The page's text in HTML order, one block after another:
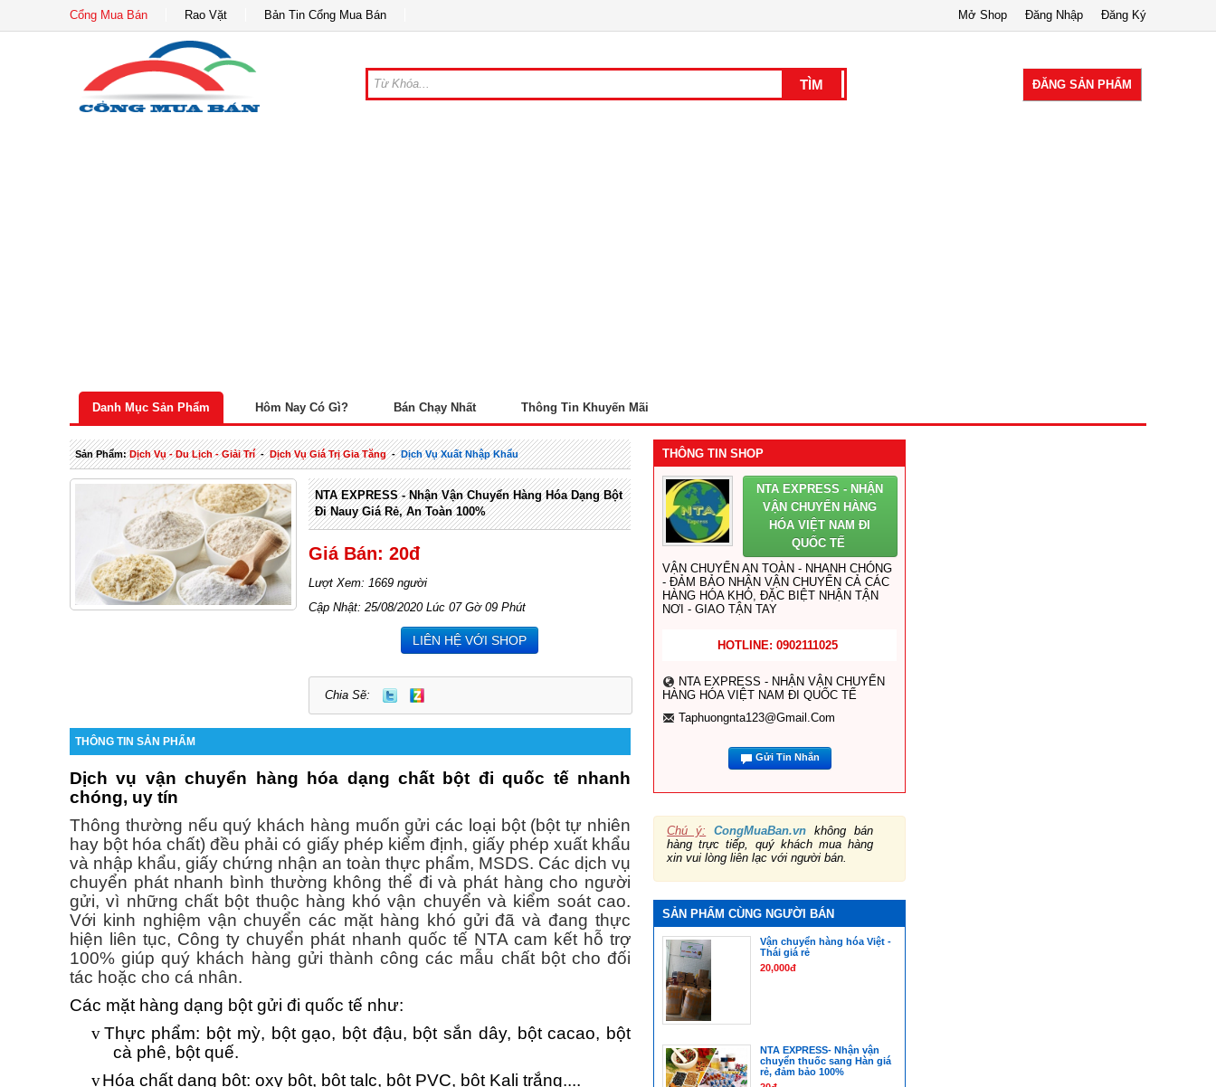
Cổng Mua Bán Rao Vặt Bản Tin Cổng Mua Bán Đăng Ký
Đăng Nhập
Mở Shop
ĐĂNG SẢN PHẨM
Danh Mục Sản Phẩm Hôm Nay Có Gì? Bán Chạy Nhất Thông Tin Khuyến Mãi
Sản Phẩm:Dịch Vụ - Du Lịch - Giải Trí-Dịch Vụ Giá Trị Gia Tăng-Dịch Vụ Xuất Nhập Khẩu
NTA EXPRESS - Nhận Vận Chuyển Hàng Hóa Dạng Bột
Đi Nauy Giá Rẻ, An Toàn 100%
Giá Bán: 20đ
Lượt Xem: 1669 người
Cập Nhật: 25/08/2020 Lúc 07 Gờ 09 Phút
LIÊN HỆ VỚI SHOP
Chia Sẽ:
THÔNG TIN SẢN PHẨM
Dịch vụ vận chuyển hàng hóa dạng chất bột đi quốc tế nhanh
chóng, uy tín
Thông thường nếu quý khách hàng muốn gửi các loại bột (bột tự nhiên
hay bột hóa chất) đều phải có giấy phép kiểm định, giấy phép xuất khẩu
và nhập khẩu, giấy chứng nhận an toàn thực phẩm, MSDS. Các dịch vụ
chuyển phát nhanh bình thường không thể đi và phát hàng cho người
gửi, vì những chất bột thuộc hàng khó vận chuyển và kiểm soát cao.
Với kinh nghiệm vận chuyển các mặt hàng khó gửi đã và đang thực
hiện liên tục, Công ty chuyển phát nhanh quốc tế NTA cam kết hỗ trợ
100% giúp quý khách hàng gửi thành công các mẫu chất bột cho đối
tác hoặc cho cá nhân.
Các mặt hàng dạng bột gửi đi quốc tế như:
vThực phẩm: bột mỳ, bột gạo, bột đậu, bột sắn dây, bột cacao, bột
cà phê, bột quế.
vHóa chất dạng bột: oxy bột, bột talc, bột PVC, bột Kali trắng....
THÔNG TIN SHOP
NTA EXPRESS - NHẬN
VẬN CHUYỂN HÀNG
HÓA VIỆT NAM ĐI
QUỐC TẾ
VẬN CHUYỂN AN TOÀN - NHANH CHÓNG
- ĐẢM BẢO NHẬN VẬN CHUYỂN CẢ CÁC
HÀNG HÓA KHÓ, ĐẶC BIỆT NHẬN TẬN
NƠI - GIAO TẬN TAY
HOTLINE: 0902111025
NTA EXPRESS - NHẬN VẬN CHUYỂN
HÀNG HÓA VIỆT NAM ĐI QUỐC TẾ
Taphuongnta123@gmail.com
Gửi Tin Nhắn
Chú ý: CongMuaBan.vn không bán
hàng trực tiếp, quý khách mua hàng
xin vui lòng liên lạc với người bán.
SẢN PHẨM CÙNG NGƯỜI BÁN
Vận chuyển hàng hóa Việt -
Thái giá rẻ
20,000đ
NTA EXPRESS- Nhận vận
chuyển thuốc sang Hàn giá
rẻ, đảm bảo 100%